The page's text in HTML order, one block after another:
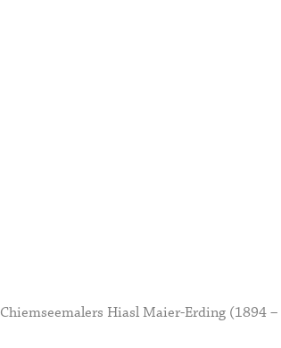
Chiemseemalers Hiasl Maier-Erding (1894